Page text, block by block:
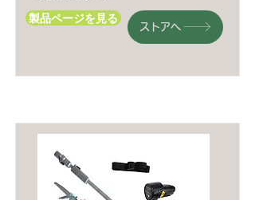
製品ページを見る
ストアへ